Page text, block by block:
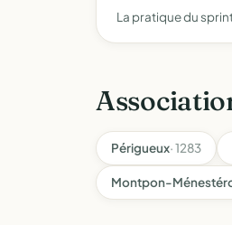
La pratique du
Périgueux· 1283
Montpon-